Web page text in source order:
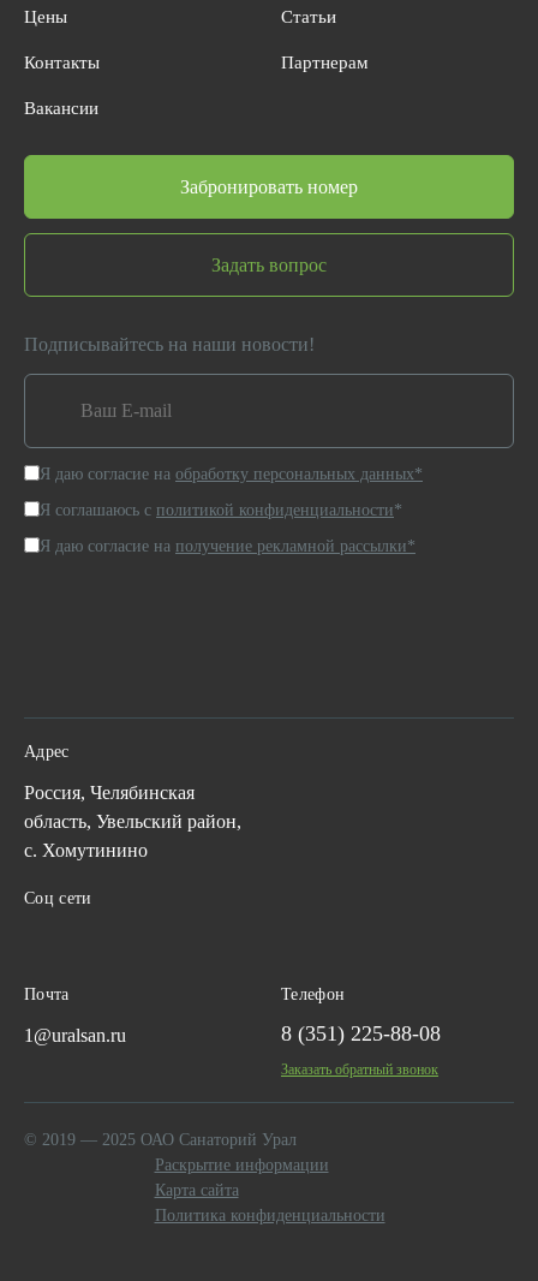
Цены
Контакты
Вакансии
Статьи
Партнерам
Забронировать номер
Задать вопрос
Подписывайтесь на наши новости!
Я даю согласие на обработку персональных данных*
Я соглашаюсь с политикой конфиденциальности*
Я даю согласие на получение рекламной рассылки*
Адрес
Россия, Челябинская
область, Увельский район,
с. Хомутинино
Соц сети
Почта
1@uralsan.ru
Телефон
8 (351) 225-88-08
Заказать обратный звонок
© 2019 — 2025 ОАО Санаторий Урал
Раскрытие информации
Карта сайта
Политика конфиденциальности